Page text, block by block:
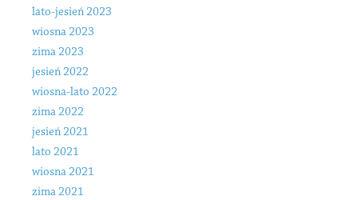
lato-jesień 2023
wiosna 2023
zima 2023
jesień 2022
wiosna-lato 2022
zima 2022
jesień 2021
lato 2021
wiosna 2021
zima 2021